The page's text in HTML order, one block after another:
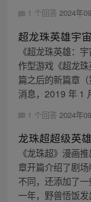
1 个回答 2024年
超龙珠英雄宇
《超龙珠英雄：
作型游戏《超龙
篇之后的新篇章
消息，2019 年 1
1 个回答 2024年
龙珠超超级英雄
《龙珠超》漫画
章开篇介绍了剧
不同，还添加了
一年，野兽悟饭